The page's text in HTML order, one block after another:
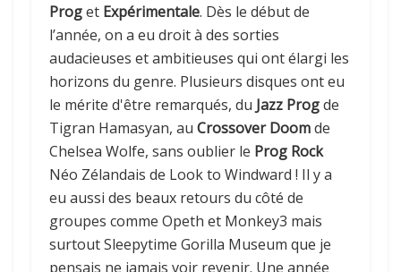
Proget Expérimentale. Dès le début de
l’année, on a eu droit à des sorties
audacieuses et ambitieuses qui ont élargi les
horizons du genre. Plusieurs disques ont eu
le mérite d'être remarqués, du Jazz Progde
Tigran Hamasyan, au Crossover Doomde
Chelsea Wolfe, sans oublier le Prog Rock
Néo Zélandais de Look to Windward ! Il y a
eu aussi des beaux retours du côté de
groupes comme Opeth et Monkey3 mais
surtout Sleepytime Gorilla Museum que je
pensais ne jamais voir revenir. Une année